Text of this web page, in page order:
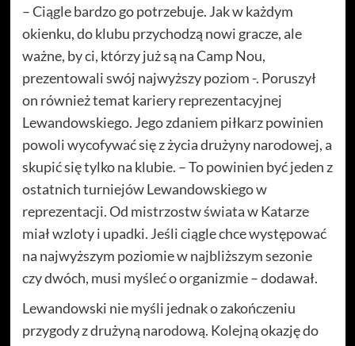
– Ciągle bardzo go potrzebuje. Jak w każdym
okienku, do klubu przychodzą nowi gracze, ale
ważne, by ci, którzy już są na Camp Nou,
prezentowali swój najwyższy poziom -. Poruszył
on również temat kariery reprezentacyjnej
Lewandowskiego. Jego zdaniem piłkarz powinien
powoli wycofywać się z życia drużyny narodowej, a
skupić się tylko na klubie. – To powinien być jeden z
ostatnich turniejów Lewandowskiego w
reprezentacji. Od mistrzostw świata w Katarze
miał wzloty i upadki. Jeśli ciągle chce występować
na najwyższym poziomie w najbliższym sezonie
czy dwóch, musi myśleć o organizmie – dodawał.
Lewandowski nie myśli jednak o zakończeniu
przygody z drużyną narodową. Kolejną okazję do